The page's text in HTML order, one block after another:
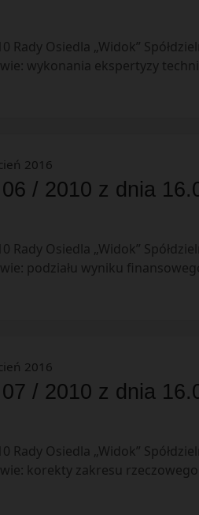
Rady Osiedla „Widok”
wykonania ekspertyzy
2016
06 / 2010 z dnia
Rady Osiedla „Widok”
podziału wyniku
2016
07 / 2010 z dnia
Rady Osiedla „Widok”
korekty zakresu